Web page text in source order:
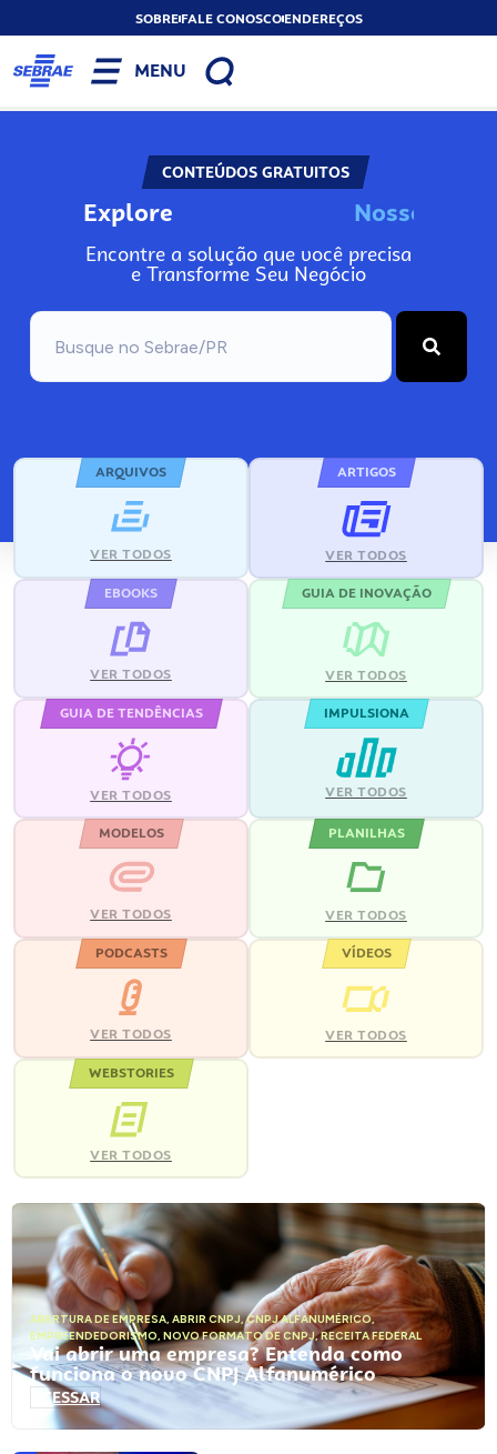
SOBREFALE CONOSCOENDEREÇOS
MENU
CONTEÚDOS GRATUITOS
Explore Noss
Encontre a solução que você precisa
e Transforme Seu Negócio
ARQUIVOS
VER TODOS
ARTIGOS
VER TODOS
EBOOKS
VER TODOS
GUIA DE INOVAÇÃO
VER TODOS
GUIA DE TENDÊNCIAS
VER TODOS
IMPULSIONA
VER TODOS
MODELOS
VER TODOS
PLANILHAS
VER TODOS
PODCASTS
VER TODOS
VÍDEOS
VER TODOS
WEBSTORIES
VER TODOS
ABERTURA DE EMPRESA, ABRIR CNPJ,CNPJ ALFANUMÉRICO,
EMPREENDEDORISMO, NOVO FORMATO DE CNPJ,RECEITA FEDERAL
Vai abrir uma empresa? Entenda como
funciona o novo CNPJ Alfanumérico
ACESSAR